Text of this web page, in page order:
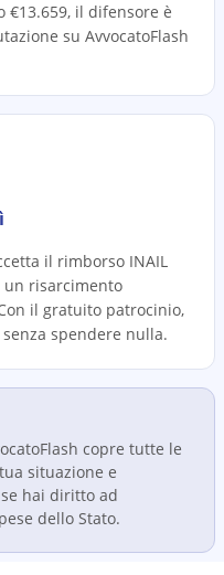
€13.659, il difensore è
su AvvocatoFlash
il rimborso INAIL
un risarcimento
il gratuito patrocinio,
spendere nulla.
copre tutte le
situazione e
hai diritto ad
dello Stato.